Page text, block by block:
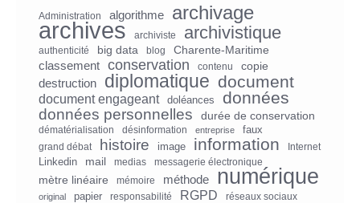
Administration algorithme archivage
archives archiviste archivistique
authenticité big data blog
Charente-Maritime
classement
conservation contenu
copie
destruction
diplomatique document
document engageant doléances données
données personnelles durée de conservation
dématérialisation désinformation entreprise faux
grand débat histoire image information Internet
Linkedin mail medias messagerie électronique
mètre linéaire mémoire méthode numérique
original papier responsabilité RGPD réseaux sociaux